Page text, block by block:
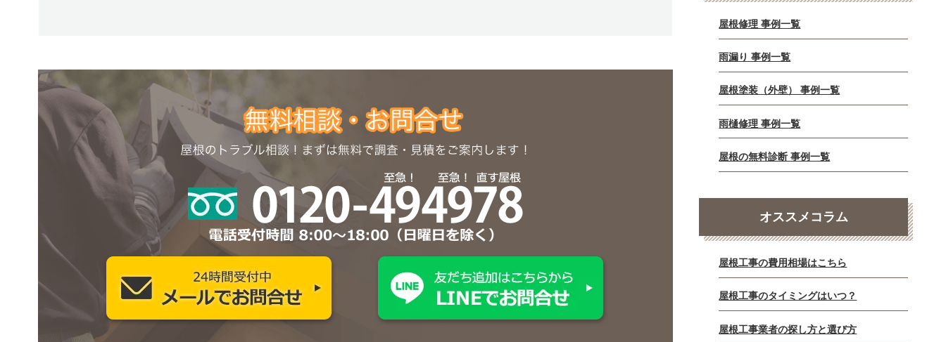
屋根修理 事例一覧
雨漏り 事例一覧
屋根塗装（外壁） 事例一覧
雨樋修理 事例一覧
屋根の無料診断 事例一覧
オススメコラム
屋根工事の費用相場はこちら
屋根工事のタイミングはいつ？
屋根工事業者の探し方と選び方